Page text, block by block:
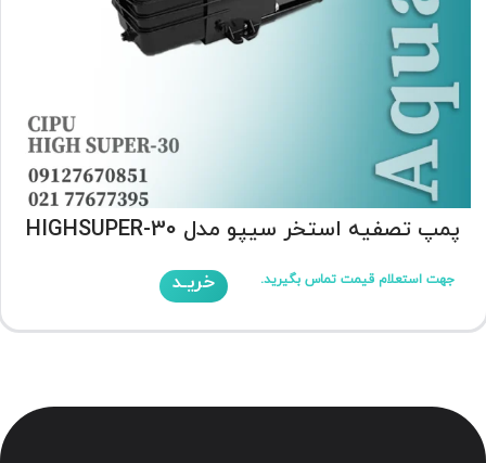
پمپ تصفیه استخر سیپو مدل HIGHSUPER-30
جهت استعلام قیمت تماس بگیرید. خریـد